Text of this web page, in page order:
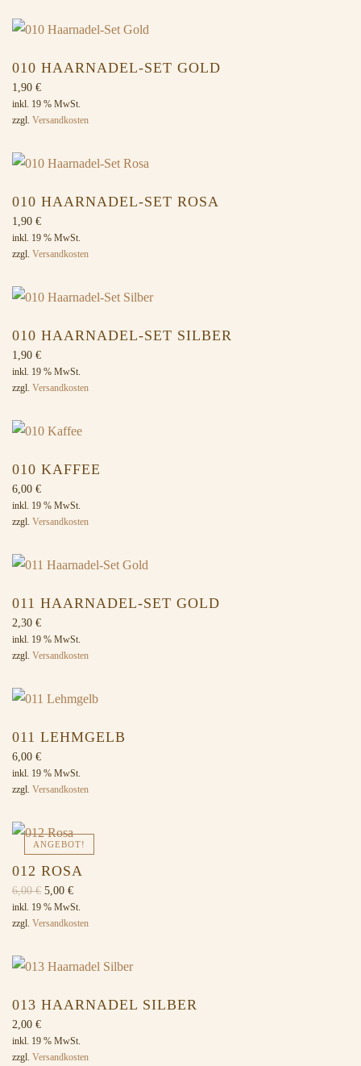
010 HAARNADEL-SET GOLD
1,90 €
inkl. 19 % MwSt.
zzgl. Versandkosten
010 HAARNADEL-SET ROSA
1,90 €
inkl. 19 % MwSt.
zzgl. Versandkosten
010 HAARNADEL-SET SILBER
1,90 €
inkl. 19 % MwSt.
zzgl. Versandkosten
010 KAFFEE
6,00 €
inkl. 19 % MwSt.
zzgl. Versandkosten
011 HAARNADEL-SET GOLD
2,30 €
inkl. 19 % MwSt.
zzgl. Versandkosten
011 LEHMGELB
6,00 €
inkl. 19 % MwSt.
zzgl. Versandkosten
ANGEBOT!
012 ROSA
6,00€ Ursprünglicher
Preis
war:
5,00 €Aktueller
Preis
ist:
inkl. 19 % MwSt.
zzgl. Versandkosten
013 HAARNADEL SILBER
2,00 €
inkl. 19 % MwSt.
zzgl. Versandkosten